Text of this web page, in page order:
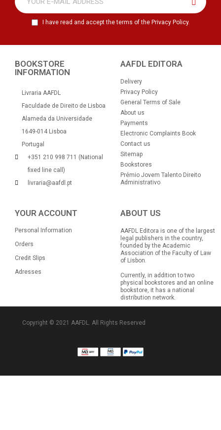
I have read and accept the terms of the Privacy Policy.
BOOKSTORE
INFORMATION
Livraria AAFDL
Faculdade de Direito de Lisboa
Alameda da Universidade
1649-014 Lisboa
Portugal
+351 210 998 711 (National
fixed line call)
livraria@aafdl.pt
AAFDL EDITORA
Delivery
Privacy Policy
General Terms of Sale
About us
Payments
Electronic Complaints Book
Contact us
Sitemap
Bookstores
Prémio Jovem Talento Direito
Administrativo
YOUR ACCOUNT
Personal Information
Orders
Credit Slips
Adresses
ABOUT US
AAFDL Editora is one of the largest
legal publishers in the country,
founded by the Academic
Association of the Faculty of Law
of Lisbon.
Currently, in addition to two
physical bookstores and an online
bookstore, it has a national
distribution network.
Copyright © 2021 AAFDL. All Rights Reserved